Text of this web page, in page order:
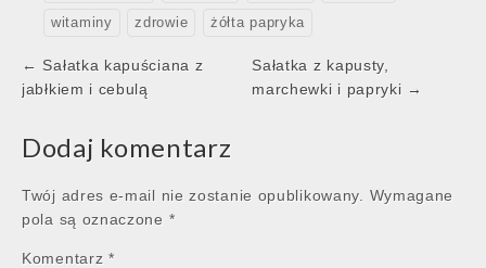
witaminy zdrowie żółta papryka
Post
navigation
← Sałatka kapuściana z
jabłkiem i cebulą
Sałatka z kapusty,
marchewki i papryki →
Dodaj komentarz
Twój adres e-mail nie zostanie opublikowany.
Wymagane
pola są oznaczone *
Komentarz *